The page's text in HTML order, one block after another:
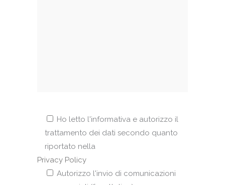
Ho letto l'informativa e autorizzo il
trattamento dei dati secondo quanto
riportato nella
Privacy Policy
Autorizzo l'invio di comunicazioni